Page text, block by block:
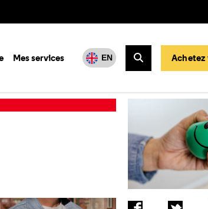
Mes services EN
Rechercher